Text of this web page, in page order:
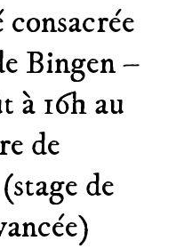
Bingen –
à 16h au
de
de